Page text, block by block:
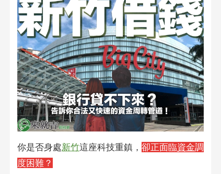
你是否身處新竹這座科技重鎮， 卻正面臨資金調
度困難？